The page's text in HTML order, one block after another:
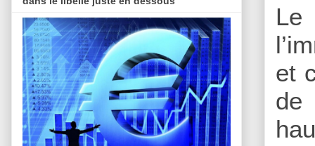
Le
et
de